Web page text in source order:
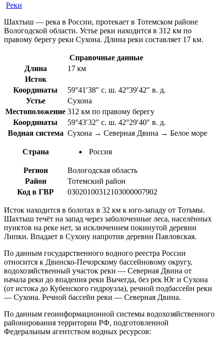
Реки
Шахтыш — река в России, протекает в Тотемском районе
Вологодской области. Устье реки находится в 312 км по
правому берегу реки Сухона. Длина реки составляет 17 км.
Справочные данные
Длина
17 км
Исток
Координаты
59°41′38″ с. ш. 42°39′42″ в. д.
Устье
Сухона
Местоположение 312 км по правому берегу
Координаты
59°43′32″ с. ш. 42°29′40″ в. д.
Водная система Сухона → Северная Двина → Белое море
Страна Россия
Регион
Вологодская область
Район
Тотемский район
Код в ГВР
03020100312103000007902
Исток находится в болотах в 32 км к юго-западу от Тотьмы.
Шахтыш течёт на запад через заболоченные леса, населённых
пунктов на реке нет, за исключением покинутой деревни
Липки. Впадает в Сухону напротив деревни Павловская.
По данным государственного водного реестра России
относится к Двинско-Печорскому бассейновому округу,
водохозяйственный участок реки — Северная Двина от
начала реки до впадения реки Вычегда, без рек Юг и Сухона
(от истока до Кубенского гидроузла), речной подбассейн реки
— Сухона. Речной бассейн реки — Северная Двина.
По данным геоинформационной системы водохозяйственного
районирования территории РФ, подготовленной
Федеральным агентством водных ресурсов: